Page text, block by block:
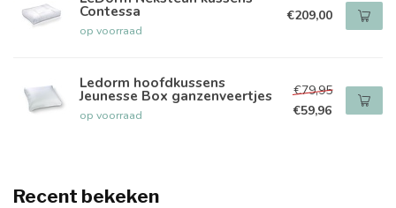
Contessa
op voorraad
€209,00
Ledorm hoofdkussens
Jeunesse Box ganzenveertjes
op voorraad
€79,95
€59,96
Recent bekeken